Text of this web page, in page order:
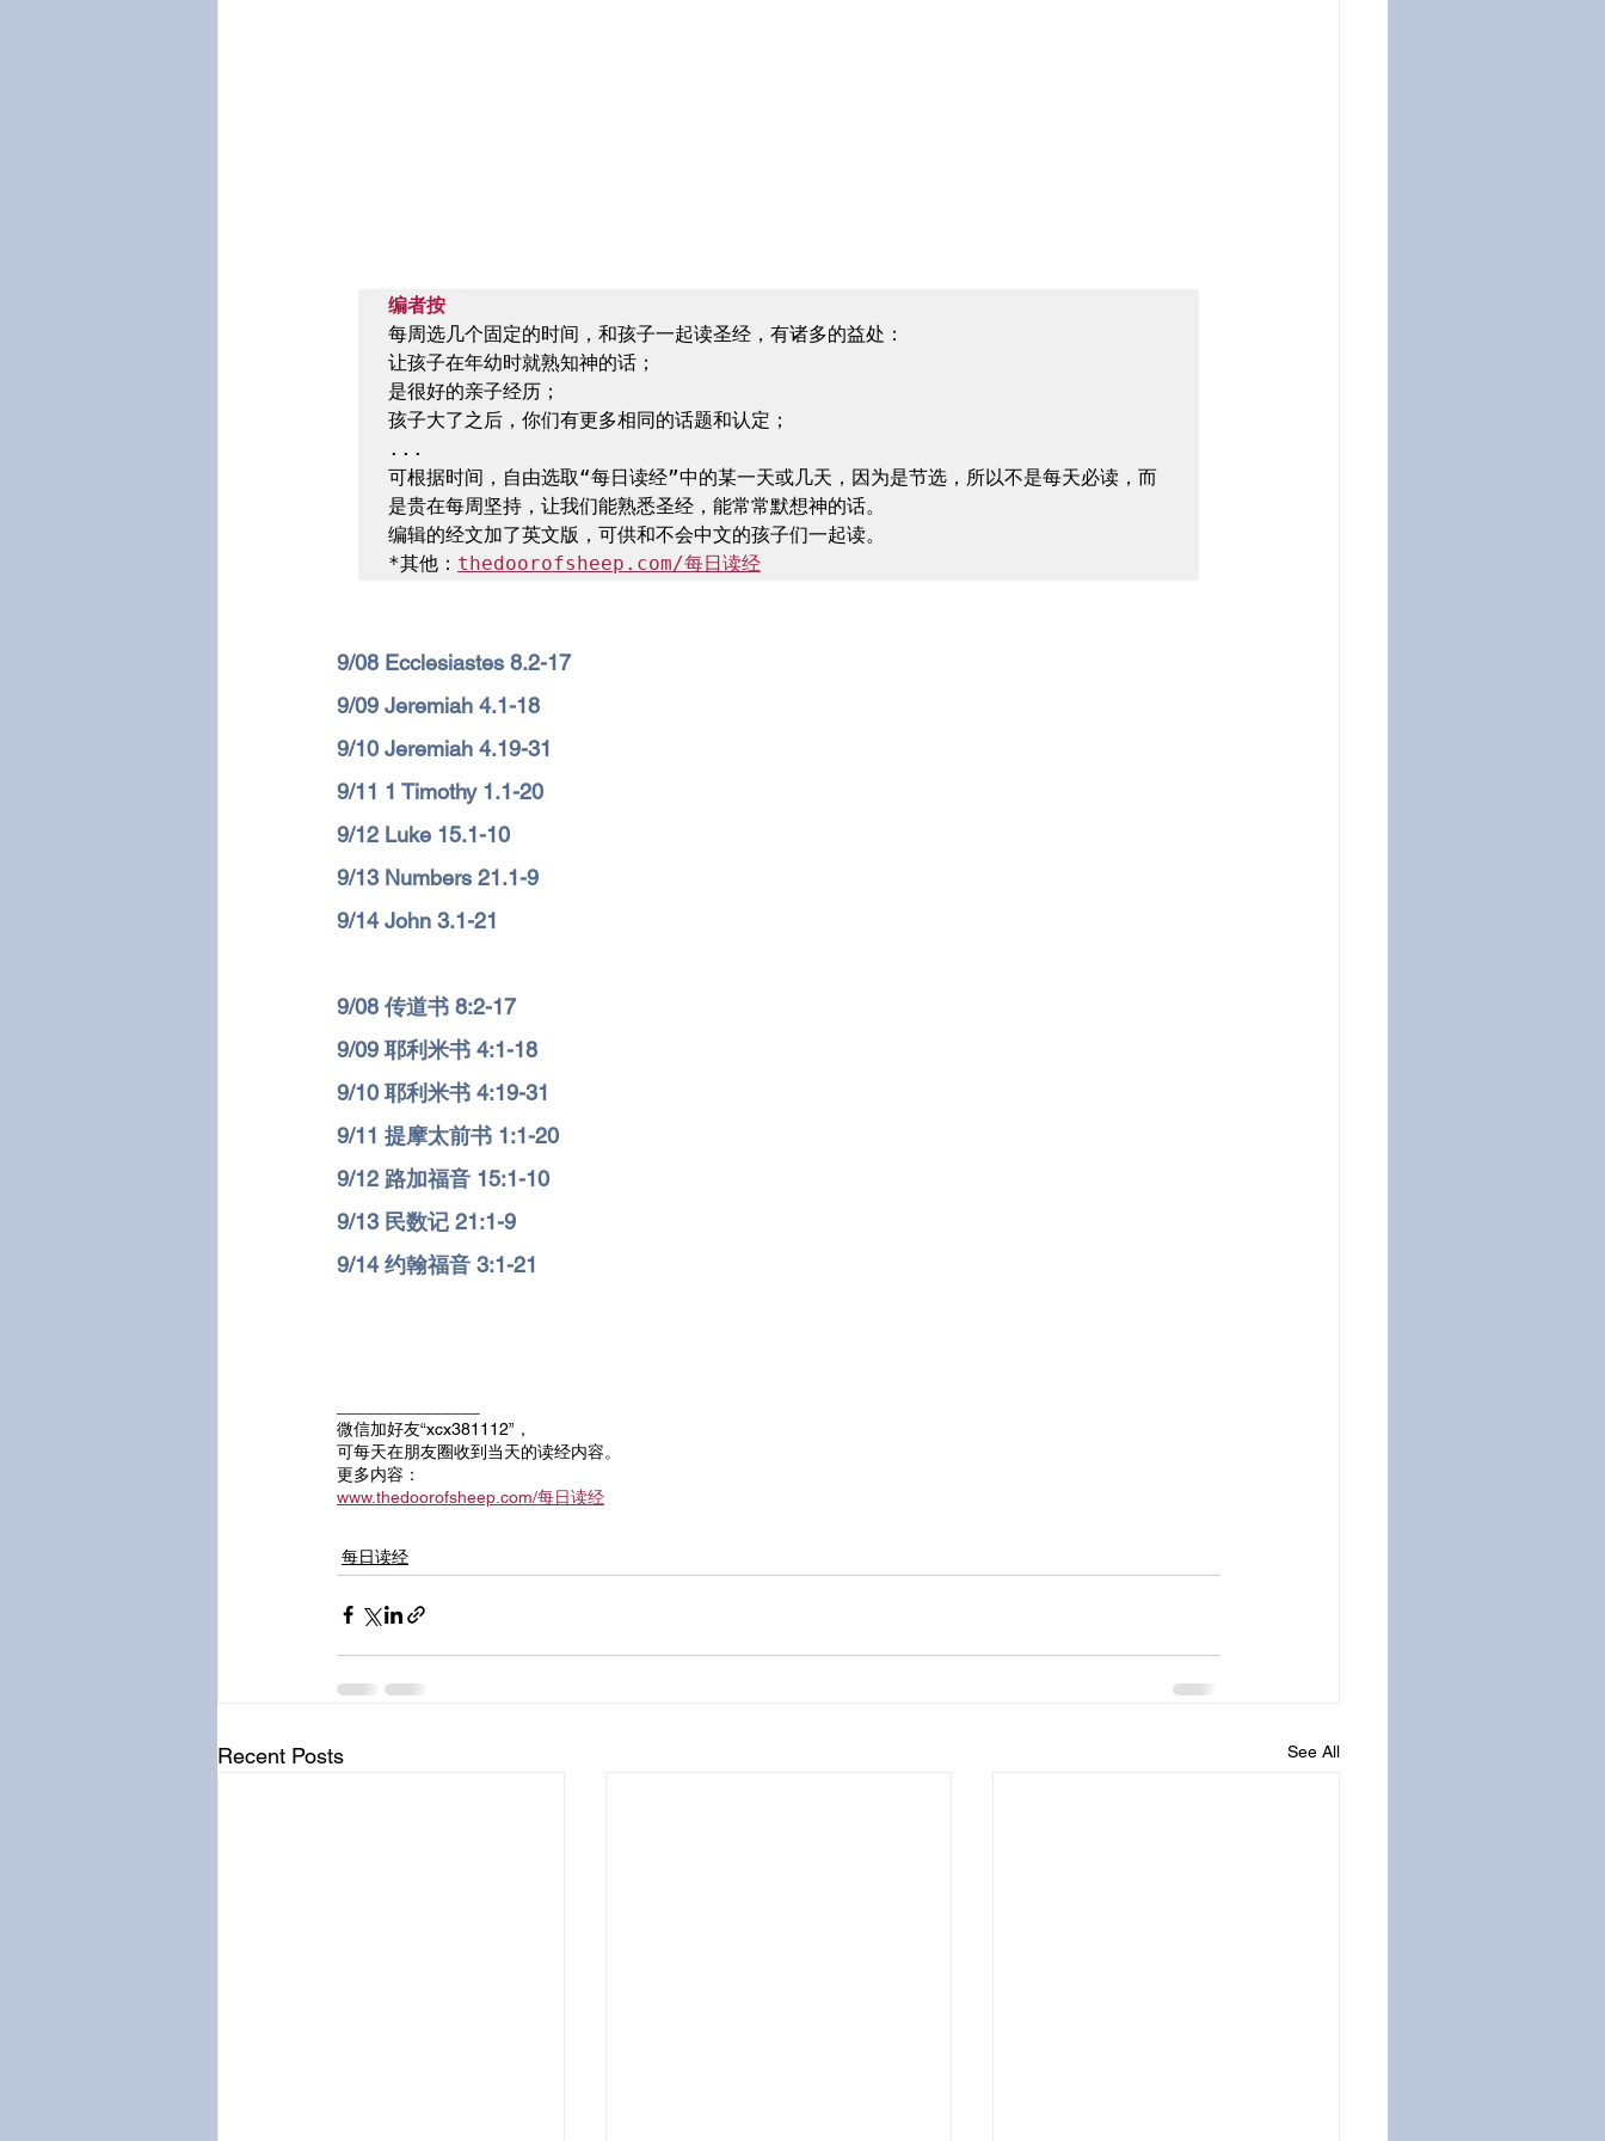
编者按
每周选几个固定的时间，和孩子一起读圣经，有诸多的益处：
让孩子在年幼时就熟知神的话；
是很好的亲子经历；
孩子大了之后，你们有更多相同的话题和认定；
...
可根据时间，自由选取“每日读经”中的某一天或几天，因为是节选，所以不是每天必读，而
是贵在每周坚持，让我们能熟悉圣经，能常常默想神的话。
*其他： thedoorofsheep.com/每日读经
9/08 Ecclesiastes 8.2-17
9/09 Jeremiah 4.1-18
9/10 Jeremiah 4.19-31
9/11 1 Timothy 1.1-20
9/12 Luke 15.1-10
9/13 Numbers 21.1-9
9/14 John 3.1-21
9/08 传道书 8:2-17
9/09 耶利米书 4:1-18
9/10 耶利米书 4:19-31
9/11 提摩太前书 1:1-20
9/12 路加福音 15:1-10
9/13 民数记 21:1-9
9/14 约翰福音 3:1-21
微信加好友“xcx381112”，
可每天在朋友圈收到当天的读经内容。
更多内容：
www.thedoorofsheep.com/每日读经
每日读经
Recent Posts See All